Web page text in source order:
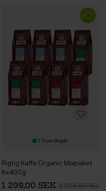
1-3 vardagar
Rigtig Kaffe Organic Mixpaket
8x400g
1 299,00 SEK 2 239,60 SEK